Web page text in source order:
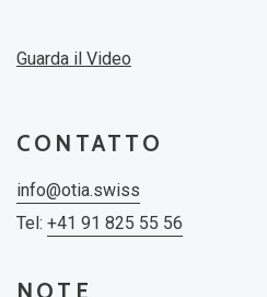
Guarda il Video
CONTATTO
info@otia.swiss
Tel: +41 91 825 55 56
NOTE